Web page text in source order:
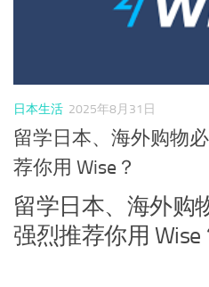
日本生活 2025年8月31日
留学日本、海外购物
荐你用 Wise？
留学日本、海外购
强烈推荐你用 Wise